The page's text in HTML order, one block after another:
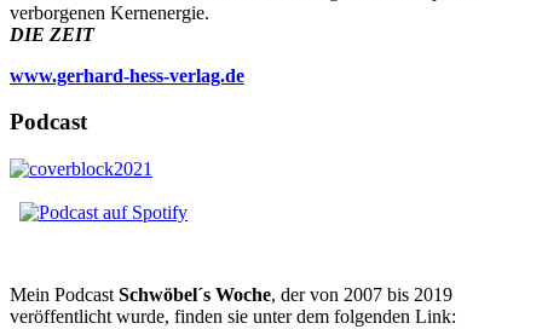
verborgenen Kernenergie.
DIE ZEIT
www.gerhard-hess-verlag.de
Podcast
Mein Podcast Schwöbel´s Woche, der von 2007 bis 2019
veröffentlicht wurde, finden sie unter dem folgenden Link: